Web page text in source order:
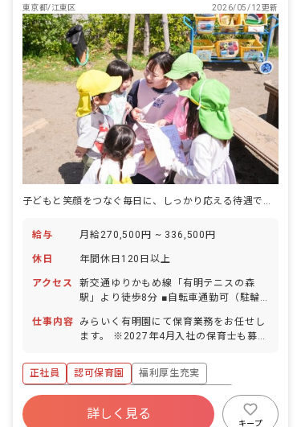
自分の個性と向き合い力強く輝けるよう
に。そのサポートをすることが私たちの
使命です。
東京都/江東区
2026/05/12更新
子どもと笑顔をつなぐ毎日に、しっかり応える待遇で安心の一歩を
給与 月給270,500円 ~ 336,500円
休日 年間休日120日以上
アクセス
新交通ゆりかもめ線「有明テニスの森
駅」より徒歩8分 ■自転車通勤可（駐輪
仕事内容
みらいく有明園にて保育業務をお任せし
ます。 ※2027年4月入社の保育士も募集
配属先は希望をお聞きしながら決定しま
す。 ■具体的な仕事内容 0歳から6歳まで
のお子さまの保育業務をお任せします。
一人ひとりの個性に向き合い、豊かな成
長を促します。子どもたちの興味関心に
正社員 認可保育園
福利厚生充実
ボーナス・賞与あり
年間休日120日以上
寮・住宅・家賃補助あり
社会保険完備
詳しく見る
キープ